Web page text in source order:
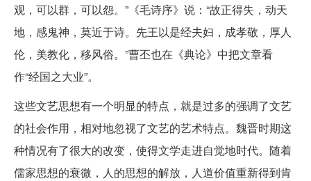
观，可以群，可以怨。”《毛诗序》说：“故正得失，动天
地，感鬼神，莫近于诗。先王以是经夫妇，成孝敬，厚人
伦，美教化，移风俗。”曹丕也在《典论》中把文章看
作“经国之大业”。
这些文艺思想有一个明显的特点，就是过多的强调了文艺
的社会作用，相对地忽视了文艺的艺术特点。魏晋时期这
种情况有了很大的改变，使得文学走进自觉地时代。随着
儒家思想的衰微，人的思想的解放，人道价值重新得到肯